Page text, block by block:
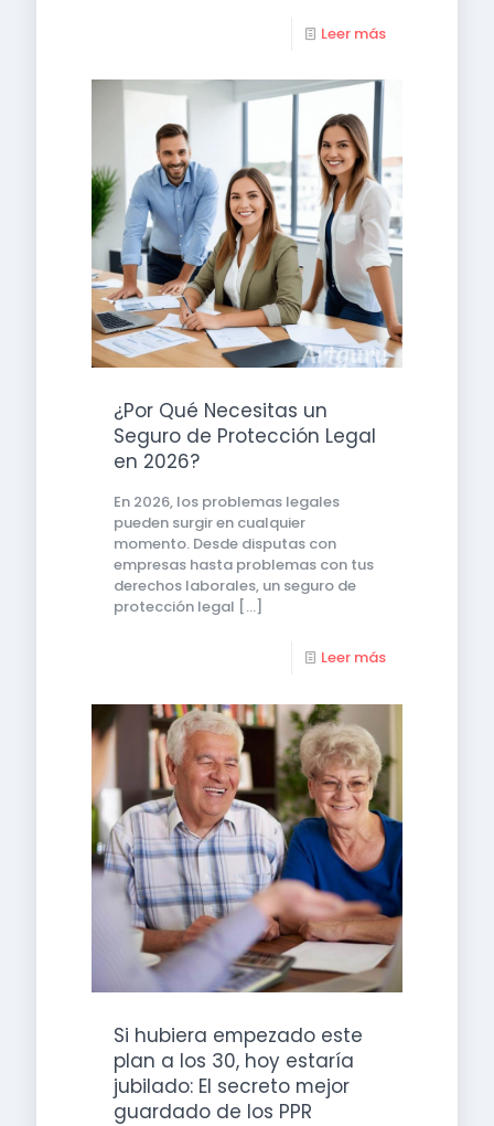
Leer más
¿Por Qué Necesitas un
Seguro de Protección Legal
en 2026?
En 2026, los problemas legales
pueden surgir en cualquier
momento. Desde disputas con
empresas hasta problemas con tus
derechos laborales, un seguro de
protección legal […]
Leer más
Si hubiera empezado este
plan a los 30, hoy estaría
jubilado: El secreto mejor
guardado de los PPR